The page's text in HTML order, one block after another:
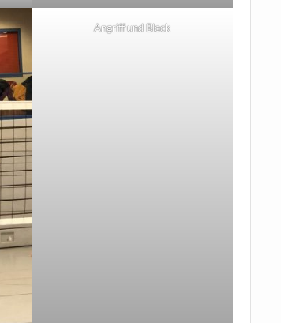
Angriff und Block